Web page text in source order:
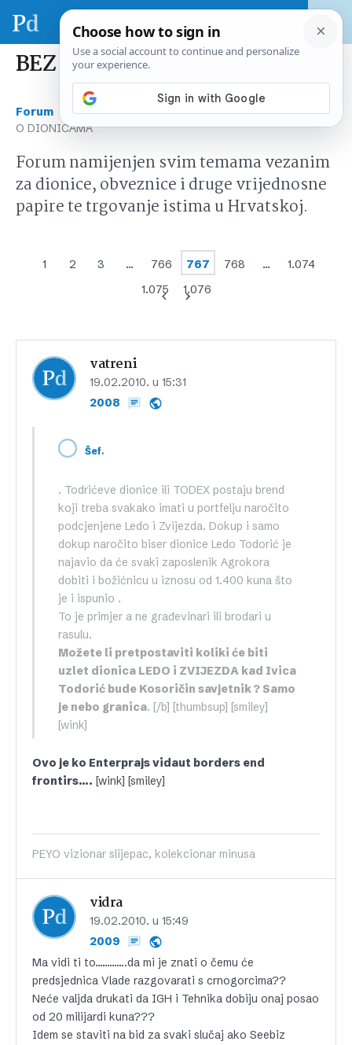
BEZ CENZURE – O DIONICAMA
Forum Tržište kapitala Hrvatska ›
BEZ CENZURE –
O DIONICAMA
Forum namijenjen svim temama vezanim
za dionice, obveznice i druge vrijednosne
papire te trgovanje istima u Hrvatskoj.
1 2 3 … 766 767 768 …
1.074
1.075
1.076
vatreni
19.02.2010. u 15:31
2008
Šef,
. Todrićeve dionice ili TODEX postaju brend
koji treba svakako imati u portfelju naročito
podcjenjene Ledo i Zvijezda. Dokup i samo
dokup naročito biser dionice Ledo Todorić je
najavio da će svaki zaposlenik Agrokora
dobiti i božićnicu u iznosu od 1.400 kuna što
je i ispunio .
To je primjer a ne građevinari ili brodari u
rasulu.
Možete li pretpostaviti koliki će biti
uzlet dionica LEDO i ZVIJEZDA kad Ivica
Todorić bude Kosoričin savjetnik ? Samo
je nebo granica. [/b] [thumbsup] [smiley]
[wink]
Ovo je ko Enterprajs vidaut borders end
frontirs…. [wink] [smiley]
PEYO vizionar slijepac, kolekcionar minusa
vidra
19.02.2010. u 15:49
2009
Ma vidi ti to………….da mi je znati o čemu će
predsjednica Vlade razgovarati s crnogorcima??
Neće valjda drukati da IGH i Tehnika dobiju onaj posao
od 20 milijardi kuna???
Idem se staviti na bid za svaki slučaj ako Seebiz